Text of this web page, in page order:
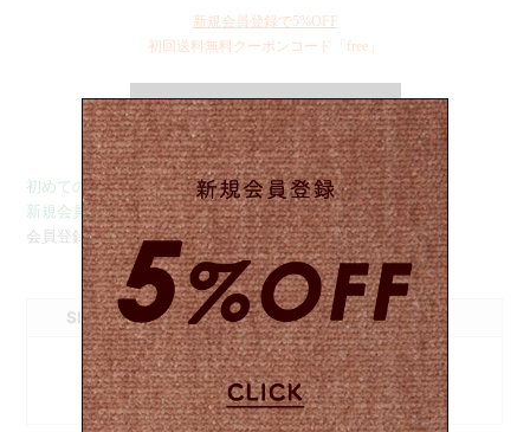
新規会員登録で5%OFF
初回送料無料クーポンコード「free」
ADD TO CART
初めてのご注文は送料無料: クーポンコード「free」
新規会員登録で5%OFFクーポン配布しております。
会員登録/ログインはこちら
SIZE
57cm (サイ
ズ調節可
能）